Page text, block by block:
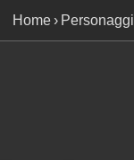
Home Personaggi